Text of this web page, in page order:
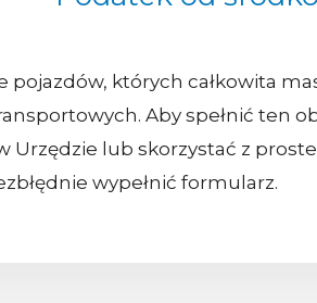
pojazdów, których całkowita
Aby spełnić ten
Urzędzie lub skorzystać z
wypełnić formularz.